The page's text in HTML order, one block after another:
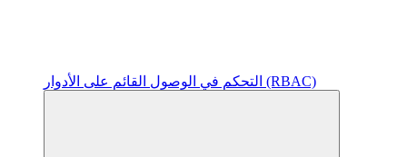
التحكم في الوصول القائم على الأدوار (RBAC)